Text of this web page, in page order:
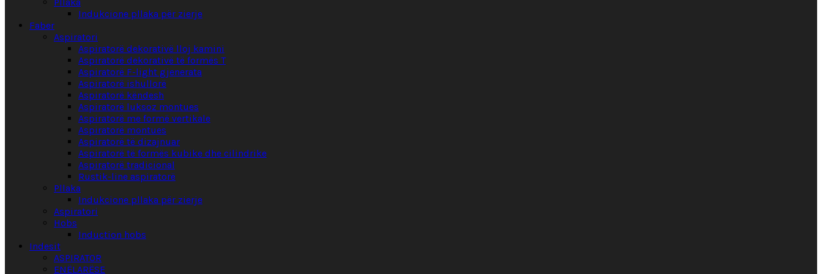
Pllaka
Indukcione pllaka për zierje
Faber
Aspiratori
Aspiratorë dekorativë lloj kamini
Aspiratorë dekorativë të formës T
Aspiratorë F-light gjenerata
Aspiratorë ishullorë
Aspiratorë këndesh
Aspiratorë luksoz montues
Aspiratorë me formë vertikale
Aspiratorë montues
Aspiratorë të dizajnuar
Aspiratorë të formës kubike dhe cilindrike
Aspiratorë tradicional
Rustik-line aspiratorë
Pllaka
Indukcione pllaka për zierje
Aspiratori
Hobs
Induction hobs
Indesit
ASPIRATOR
ENËLARËSE